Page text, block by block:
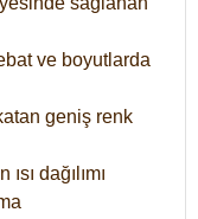
ve boyutlarda
geniş renk
dağılımı